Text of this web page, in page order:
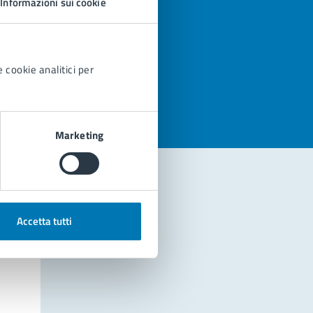
cookie analitici per
Marketing
Accetta tutti